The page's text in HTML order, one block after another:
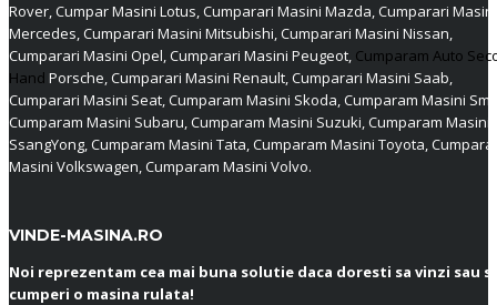
Rover, Cumpar Masini Lotus, Cumparari Masini Mazda, Cumparari Masini
Mercedes, Cumparari Masini Mitsubishi, Cumparari Masini Nissan,
Cumparari Masini Opel, Cumparari Masini Peugeot, Cumparam Auto
Hand Porsche, Cumparari Masini Renault, Cumparari Masini Saab,
Cumparari Masini Seat, Cumparam Masini Skoda, Cumparam Masini
Cumparam Masini Subaru, Cumparam Masini Suzuki, Cumparam Masini
SsangYong, Cumparam Masini Tata, Cumparam Masini Toyota,
Masini Volkswagen, Cumparam Masini Volvo.
VINDE-MASINA.RO
Noi reprezentam cea mai buna solutie daca doresti sa vinzi sau
cumperi o masina rulata!